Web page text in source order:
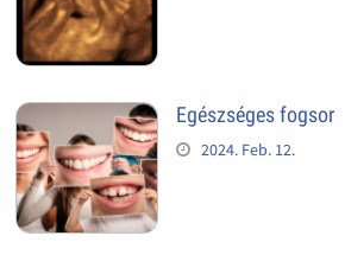
Egészséges fogsor
2024. Feb. 12.